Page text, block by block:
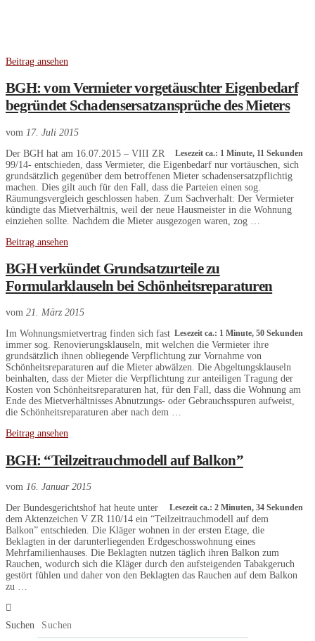
Beitrag ansehen
BGH: vom Vermieter vorgetäuschter Eigenbedarf
begründet Schadensersatzansprüche des Mieters
vom 17. Juli 2015
Lesezeit ca.: 1 Minute, 11 Sekunden
Der BGH hat am 16.07.2015 – VIII ZR
99/14- entschieden, dass Vermieter, die Eigenbedarf nur vortäuschen, sich
grundsätzlich gegenüber dem betroffenen Mieter schadensersatzpflichtig
machen. Dies gilt auch für den Fall, dass die Parteien einen sog.
Räumungsvergleich geschlossen haben. Zum Sachverhalt: Der Vermieter
kündigte das Mietverhältnis, weil der neue Hausmeister in die Wohnung
einziehen sollte. Nachdem die Mieter ausgezogen waren, zog …
Beitrag ansehen
BGH verkündet Grundsatzurteile zu
Formularklauseln bei Schönheitsreparaturen
vom 21. März 2015
Lesezeit ca.: 1 Minute, 50 Sekunden
Im Wohnungsmietvertrag finden sich fast
immer sog. Renovierungsklauseln, mit welchen die Vermieter ihre
grundsätzlich ihnen obliegende Verpflichtung zur Vornahme von
Schönheitsreparaturen auf die Mieter abwälzen. Die Abgeltungsklauseln
beinhalten, dass der Mieter die Verpflichtung zur anteiligen Tragung der
Kosten von Schönheitsreparaturen hat, für den Fall, dass die Wohnung am
Ende des Mietverhältnisses Abnutzungs- oder Gebrauchsspuren aufweist,
die Schönheitsreparaturen aber nach dem …
Beitrag ansehen
BGH: “Teilzeitrauchmodell auf Balkon”
vom 16. Januar 2015
Lesezeit ca.: 2 Minuten, 34 Sekunden
Der Bundesgerichtshof hat heute unter
dem Aktenzeichen V ZR 110/14 ein “Teilzeitrauchmodell auf dem
Balkon” entschieden. Die Kläger wohnen in der ersten Etage, die
Beklagten in der darunterliegenden Erdgeschosswohnung eines
Mehrfamilienhauses. Die Beklagten nutzen täglich ihren Balkon zum
Rauchen, wodurch sich die Kläger durch den aufsteigenden Tabakgeruch
gestört fühlen und daher von den Beklagten das Rauchen auf dem Balkon
zu …
Suchen